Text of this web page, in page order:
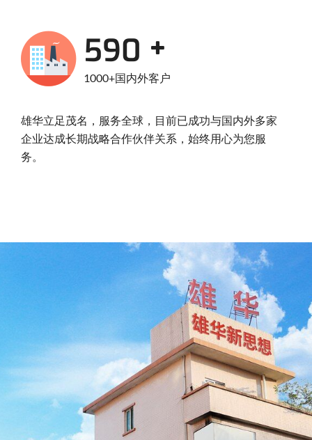
950
1000+国内外客户
雄华立足茂名，服务全球，目前已成功与国内外多家
企业达成长期战略合作伙伴关系，始终用心为您服
务。